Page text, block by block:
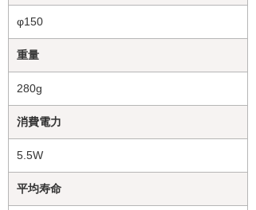
φ150
重量
280g
消費電力
5.5W
平均寿命